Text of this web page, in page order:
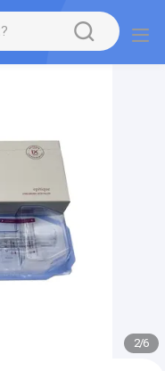
2/6